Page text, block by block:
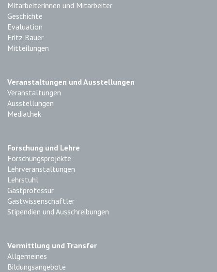
Mitarbeiterinnen und Mitarbeiter
Geschichte
Evaluation
Fritz Bauer
Mitteilungen
Veranstaltungen und Ausstellungen
Veranstaltungen
Ausstellungen
Mediathek
Forschung und Lehre
Forschungsprojekte
Lehrveranstaltungen
Lehrstuhl
Gastprofessur
Gastwissenschaftler
Stipendien und Ausschreibungen
Vermittlung und Transfer
Allgemeines
Bildungsangebote